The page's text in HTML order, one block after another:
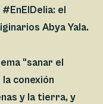
el
Abya Yala.
“sanar el
conexión
y la tierra, y